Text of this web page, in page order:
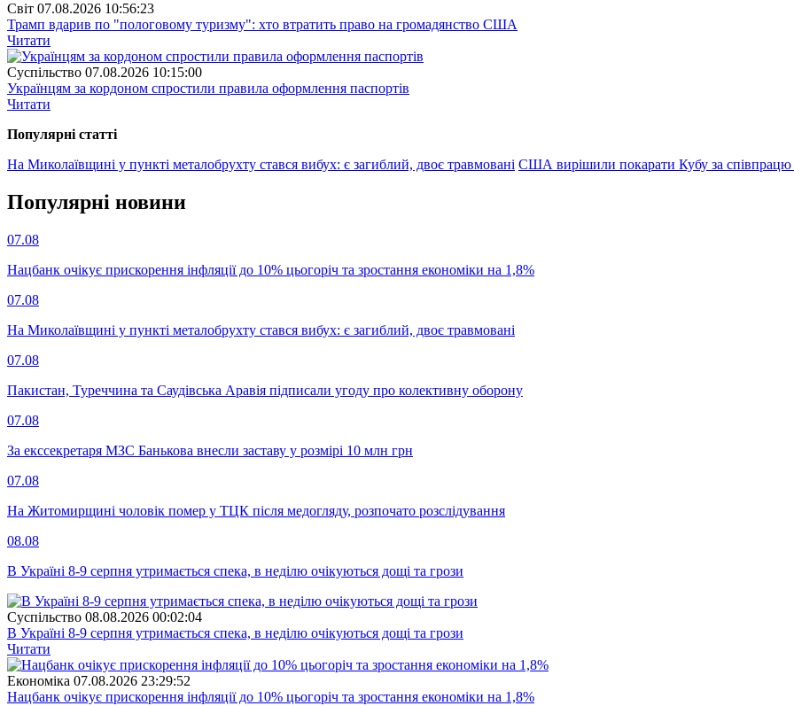
Свiт 07.08.2026 10:56:23
Трамп вдарив по "пологовому туризму": хто втратить право на громадянство США
Читати
Суспiльство 07.08.2026 10:15:00
Українцям за кордоном спростили правила оформлення паспортів
Читати
Популярнi статтi
На Миколаївщині у пункті металобрухту стався вибух: є загиблий, двоє травмовані США вирішили покарати Кубу за
Популярнi новини
07.08
Нацбанк очікує прискорення інфляції до 10% цьогоріч та зростання економіки на 1,8%
07.08
На Миколаївщині у пункті металобрухту стався вибух: є загиблий, двоє травмовані
07.08
Пакистан, Туреччина та Саудівська Аравія підписали угоду про колективну оборону
07.08
За екссекретаря МЗС Банькова внесли заставу у розмірі 10 млн грн
07.08
На Житомирщині чоловік помер у ТЦК після медогляду, розпочато розслідування
08.08
В Україні 8-9 серпня утримається спека, в неділю очікуються дощі та грози
Суспiльство 08.08.2026 00:02:04
В Україні 8-9 серпня утримається спека, в неділю очікуються дощі та грози
Читати
Економіка 07.08.2026 23:29:52
Нацбанк очікує прискорення інфляції до 10% цьогоріч та зростання економіки на 1,8%